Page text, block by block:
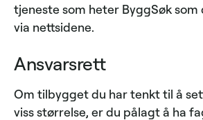
tjeneste som heter ByggSøk som
via nettsidene.
Ansvarsrett
Om tilbygget du har tenkt til å
viss størrelse, er du pålagt å ha